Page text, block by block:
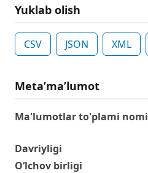
Yuklab olish
CSV JSON XML
Metaʼmaʼlumot
Ma'lumotlar to'plami nomi
Davriyligi
O‘lchov birligi